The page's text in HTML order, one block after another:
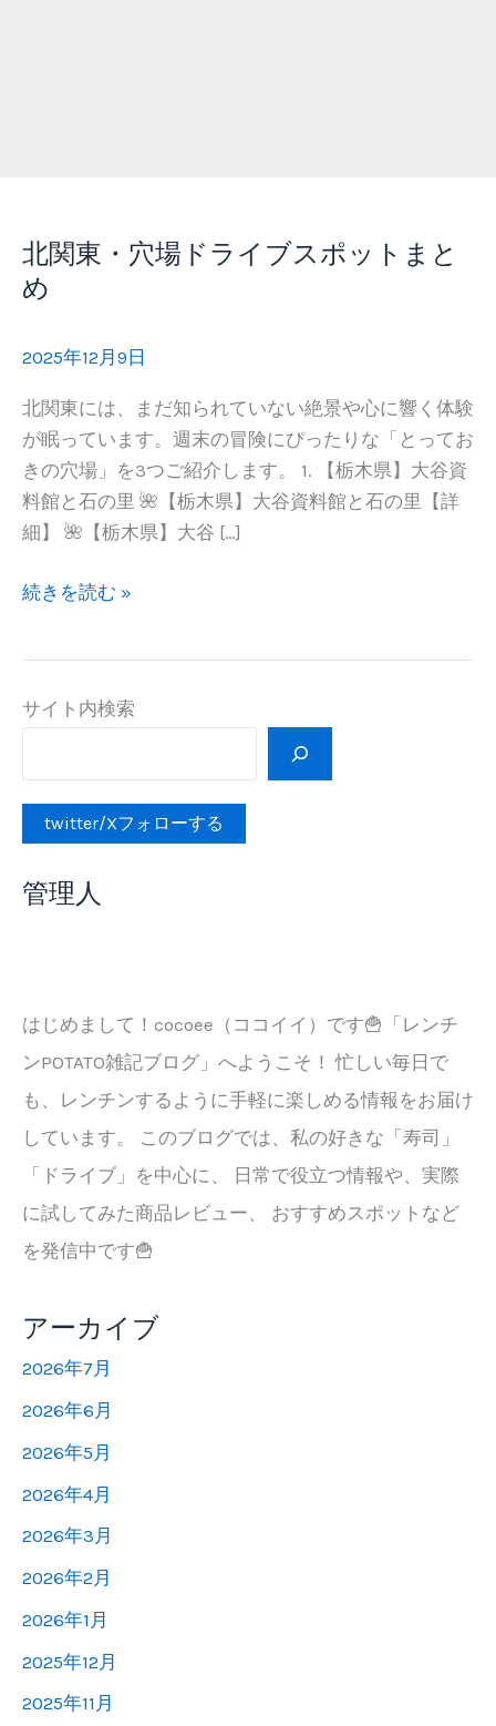
北関東・穴場ドライブスポットまと
め
2025年12月9日
北関東には、まだ知られていない絶景や心に響く体験
が眠っています。週末の冒険にぴったりな「とってお
きの穴場」を3つご紹介します。 1. 【栃木県】大谷資
料館と石の里 🌺【栃木県】大谷資料館と石の里【詳
細】 🌺【栃木県】大谷 […]
北
場
ラ
イ
ブ
ポ
と
め
続きを読む »
サイト内検索
twitter/Xフォローする
管理人
はじめまして！cocoee（ココイイ）です🍟「レンチ
ンPOTATO雑記ブログ」へようこそ！ 忙しい毎日で
も、レンチンするように手軽に楽しめる情報をお届け
しています。 このブログでは、私の好きな「寿司」
「ドライブ」を中心に、 日常で役立つ情報や、実際
に試してみた商品レビュー、 おすすめスポットなど
を発信中です🍟
アーカイブ
2026年7月
2026年6月
2026年5月
2026年4月
2026年3月
2026年2月
2026年1月
2025年12月
2025年11月